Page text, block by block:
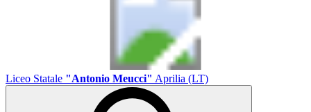
Liceo Statale "Antonio Meucci" Aprilia (LT)